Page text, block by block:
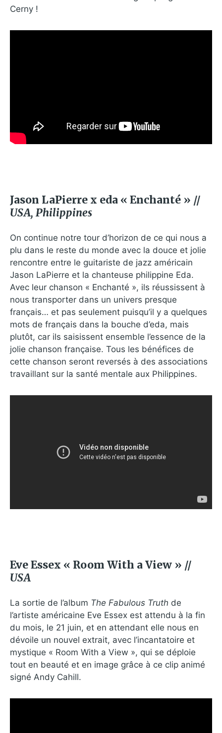
Cerny !
Jason LaPierre x eda « Enchanté » //
USA, Philippines
On continue notre tour d’horizon de ce qui nous a
plu dans le reste du monde avec la douce et jolie
rencontre entre le guitariste de jazz américain
Jason LaPierre et la chanteuse philippine Eda.
Avec leur chanson « Enchanté », ils réussissent à
nous transporter dans un univers presque
français… et pas seulement puisqu’il y a quelques
mots de français dans la bouche d’eda, mais
plutôt, car ils saisissent ensemble l’essence de la
jolie chanson française. Tous les bénéfices de
cette chanson seront reversés à des associations
travaillant sur la santé mentale aux Philippines.
Eve Essex « Room With a View » //
USA
La sortie de l’album The Fabulous Truth de
l’artiste américaine Eve Essex est attendu à la fin
du mois, le 21 juin, et en attendant elle nous en
dévoile un nouvel extrait, avec l’incantatoire et
mystique « Room With a View », qui se déploie
tout en beauté et en image grâce à ce clip animé
signé Andy Cahill.